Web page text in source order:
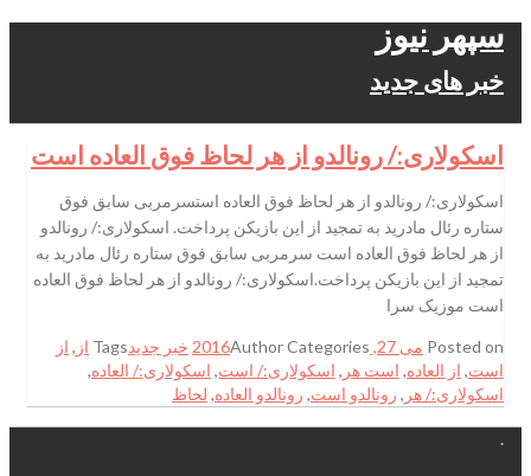
سپهر نیوز
خبر های جدید
اسکولاری:/ رونالدو از هر لحاظ فوق العاده است
اسکولاری:/ رونالدو از هر لحاظ فوق العاده استسرمربی سابق فوق
ستاره رئال مادرید به تمجید از این بازیکن پرداخت. اسکولاری:/ رونالدو
از هر لحاظ فوق العاده است سرمربی سابق فوق ستاره رئال مادرید به
تمجید از این بازیکن پرداخت.اسکولاری:/ رونالدو از هر لحاظ فوق العاده
است موزیک سرا
Posted on می 27, 2016 AuthorCategories خبر جدیدTags از , از
است, از العاده, است هر , اسکولاری:/ است, اسکولاری:/ العاده,
اسکولاری:/ هر , رونالدو است, رونالدو العاده, لحاظ
.